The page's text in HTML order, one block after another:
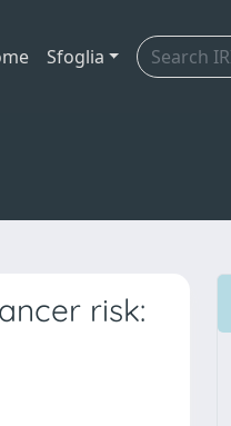
Sfoglia
risk: